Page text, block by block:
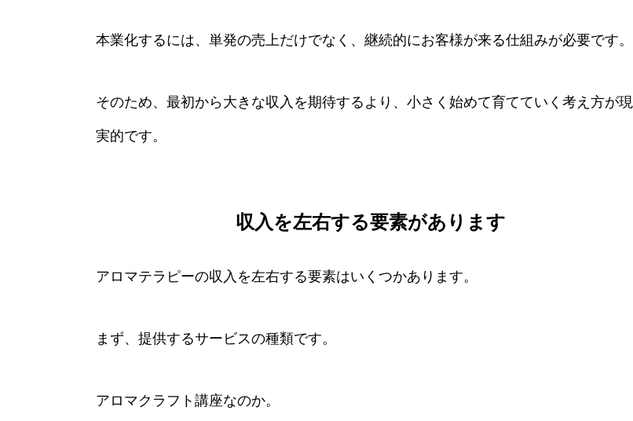
本業化するには、単発の売上だけでなく、継続的にお客様が来る仕組みが必要です。
そのため、最初から大きな収入を期待するより、小さく始めて育てていく考え方が現
実的です。
収入を左右する要素があります
アロマテラピーの収入を左右する要素はいくつかあります。
まず、提供するサービスの種類です。
アロマクラフト講座なのか。